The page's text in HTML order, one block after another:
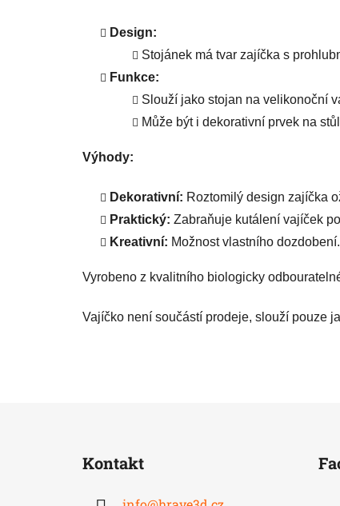
Design:
Stojánek má tvar zajíčka s
Funkce:
Slouží jako stojan na velikonoční
Může být i dekorativní prvek na
Výhody:
Dekorativní: Roztomilý design zajíčka
Praktický: Zabraňuje kutálení vajíček
Kreativní: Možnost vlastního dozdobení.
Vyrobeno z kvalitního biologicky
Vajíčko není součástí prodeje, slouží pouze
Kontakt